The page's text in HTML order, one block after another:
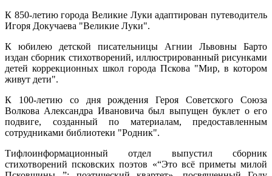
К 850-летию города Великие Луки адаптирован путеводитель
Игоря Докучаева "Великие Луки".
К юбилею детской писательницы Агнии Львовны Барто
издан сборник стихотворений, иллюстрированный рисунками
детей коррекционных школ города Пскова "Мир, в котором
живут дети".
К 100-летию со дня рождения Героя Советского Союза
Волкова Александра Ивановича был выпущен буклет о его
подвиге, созданный по материалам, предоставленным
сотрудниками библиотеки "Родник".
Тифлоинформационный отдел выпустил сборник
стихотворений псковских поэтов «“Это всё приметы милой